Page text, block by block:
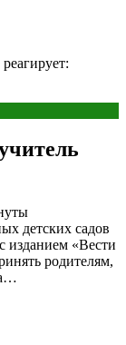
детских садов
изданием «Вести
родителям,